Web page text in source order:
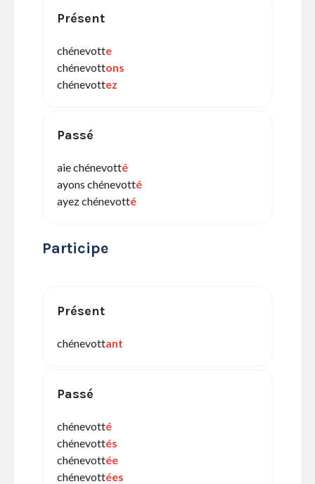
Présent
chénevotte
chénevottons
chénevottez
Passé
aie chénevotté
ayons chénevotté
ayez chénevotté
Participe
Présent
chénevottant
Passé
chénevotté
chénevottés
chénevottée
chénevottées